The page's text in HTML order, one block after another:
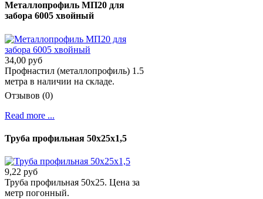
Металлопрофиль МП20 для
забора 6005 хвойный
34,00 руб
Профнастил (металлопрофиль) 1.5
метра в наличии на складе.
Отзывов (0)
Read more ...
Труба профильная 50х25х1,5
9,22 руб
Труба профильная 50х25. Цена за
метр погонный.